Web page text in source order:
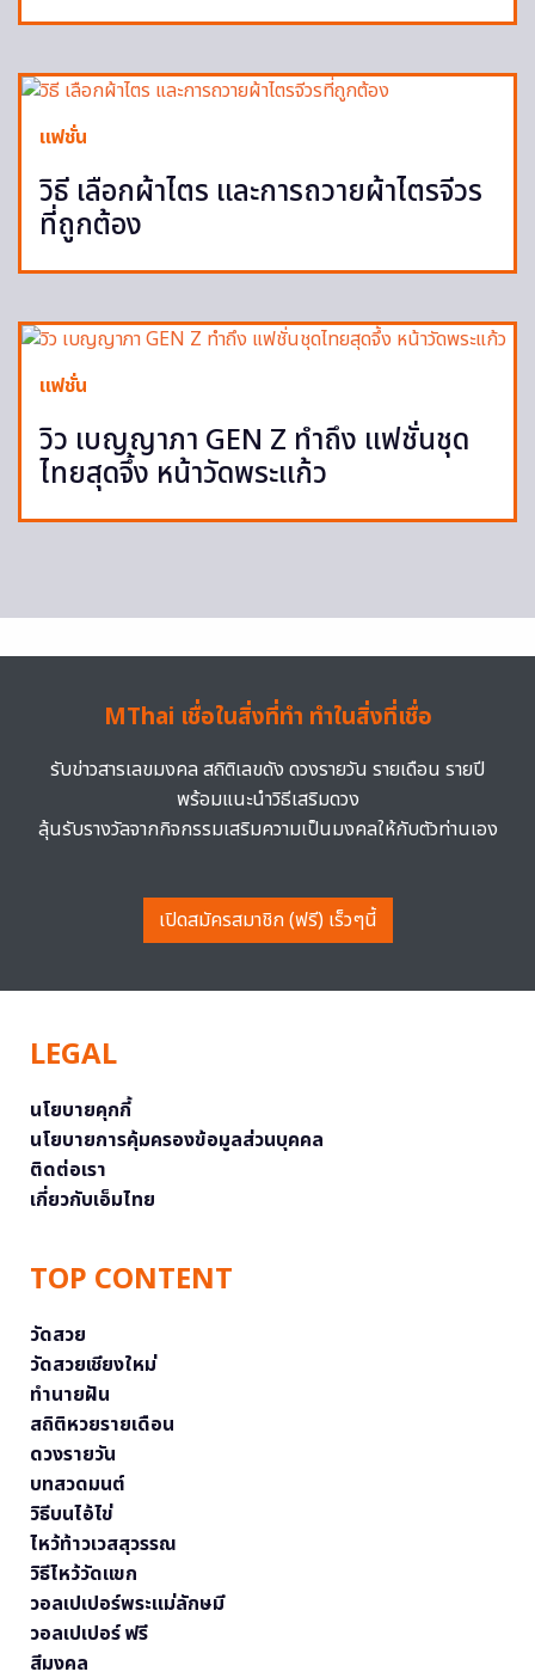
แฟชั่น
วิธี เลือกผ้าไตร และการถวายผ้าไตรจีวร
ที่ถูกต้อง
แฟชั่น
วิว เบญญาภา GEN Z ทำถึง แฟชั่นชุด
ไทยสุดจึ้ง หน้าวัดพระแก้ว
MThai เชื่อในสิ่งที่ทำ ทำในสิ่งที่เชื่อ
รับข่าวสารเลขมงคล สถิติเลขดัง ดวงรายวัน รายเดือน รายปี
พร้อมแนะนำวิธีเสริมดวง
ลุ้นรับรางวัลจากกิจกรรมเสริมความเป็นมงคลให้กับตัวท่านเอง
เปิดสมัครสมาชิก (ฟรี) เร็วๆนี้
LEGAL
นโยบายคุกกี้
นโยบายการคุ้มครองข้อมูลส่วนบุคคล
ติดต่อเรา
เกี่ยวกับเอ็มไทย
TOP CONTENT
วัดสวย
วัดสวยเชียงใหม่
ทำนายฝัน
สถิติหวยรายเดือน
ดวงรายวัน
บทสวดมนต์
วิธีบนไอ้ไข่
ไหว้ท้าวเวสสุวรรณ
วิธีไหว้วัดแขก
วอลเปเปอร์พระแม่ลักษมี
วอลเปเปอร์ ฟรี
สีมงคล